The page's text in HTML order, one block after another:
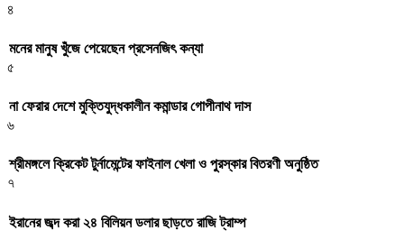
৪
মনের মানুষ খুঁজে পেয়েছেন প্রসেনজিৎ কন্যা
৫
না ফেরার দেশে মুক্তিযুদ্ধকালীন কমান্ডার গোপীনাথ দাস
৬
শ্রীমঙ্গলে ক্রিকেট টুর্নামেন্টের ফাইনাল খেলা ও পুরস্কার বিতরণী অনুষ্ঠিত
৭
ইরানের জব্দ করা ২৪ বিলিয়ন ডলার ছাড়তে রাজি ট্রাম্প